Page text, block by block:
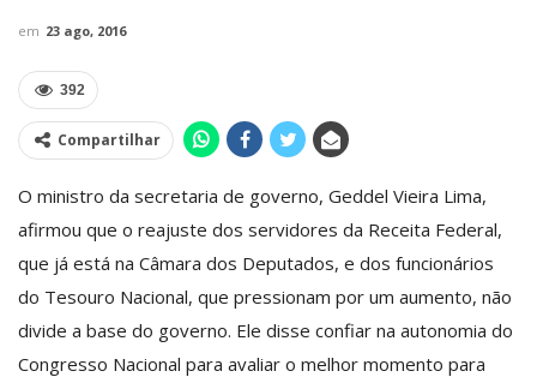
em 23 ago, 2016
392
Compartilhar
O ministro da secretaria de governo, Geddel Vieira Lima,
afirmou que o reajuste dos servidores da Receita Federal,
que já está na Câmara dos Deputados, e dos funcionários
do Tesouro Nacional, que pressionam por um aumento, não
divide a base do governo. Ele disse confiar na autonomia do
Congresso Nacional para avaliar o melhor momento para